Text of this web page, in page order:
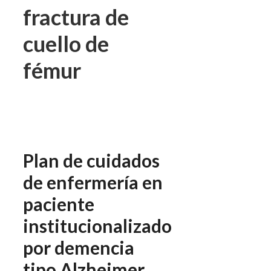
fractura de
cuello de
fémur
Plan de cuidados
de enfermería en
paciente
institucionalizado
por demencia